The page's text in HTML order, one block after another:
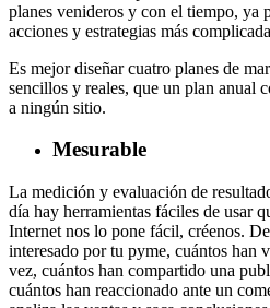
planes venideros y con el tiempo, ya
acciones y estrategias más
Es mejor diseñar cuatro planes de
sencillos y reales, que un plan anual
a ningún sitio.
Mesurable
La medición y evaluación de
día hay herramientas fáciles de usar
Internet nos lo pone fácil, créenos.
interesado por tu pyme, cuántos han
vez, cuántos han compartido una
cuántos han reaccionado ante un